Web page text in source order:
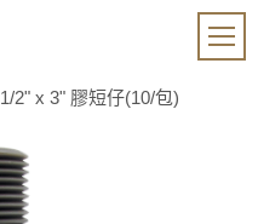
1/2" x 3" 膠短仔(10/包)